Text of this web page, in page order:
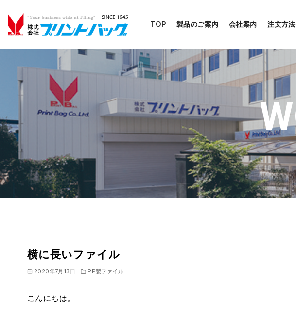
へ
移
TOP 製品のご案内 会社案内 注文方法
横に長いファイル
2020年7月13日 PP製ファイル
こんにちは。